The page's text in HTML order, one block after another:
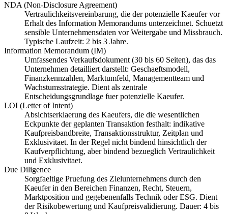
NDA (Non-Disclosure Agreement)
Vertraulichkeitsvereinbarung, die der potenzielle Kaeufer vor
Erhalt des Information Memorandums unterzeichnet. Schuetzt
sensible Unternehmensdaten vor Weitergabe und Missbrauch.
Typische Laufzeit: 2 bis 3 Jahre.
Information Memorandum (IM)
Umfassendes Verkaufsdokument (30 bis 60 Seiten), das das
Unternehmen detailliert darstellt: Geschaeftsmodell,
Finanzkennzahlen, Marktumfeld, Managementteam und
Wachstumsstrategie. Dient als zentrale
Entscheidungsgrundlage fuer potenzielle Kaeufer.
LOI (Letter of Intent)
Absichtserklaerung des Kaeufers, die die wesentlichen
Eckpunkte der geplanten Transaktion festhalt: indikative
Kaufpreisbandbreite, Transaktionsstruktur, Zeitplan und
Exklusivitaet. In der Regel nicht bindend hinsichtlich der
Kaufverpflichtung, aber bindend bezueglich Vertraulichkeit
und Exklusivitaet.
Due Diligence
Sorgfaeltige Pruefung des Zielunternehmens durch den
Kaeufer in den Bereichen Finanzen, Recht, Steuern,
Marktposition und gegebenenfalls Technik oder ESG. Dient
der Risikobewertung und Kaufpreisvalidierung. Dauer: 4 bis